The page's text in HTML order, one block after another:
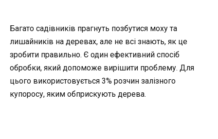
Багато садівників прагнуть позбутися моху та
лишайників на деревах, але не всі знають, як це
зробити правильно. Є один ефективний спосіб
обробки, який допоможе вирішити проблему. Для
цього використовується 3% розчин залізного
купоросу, яким обприскують дерева.